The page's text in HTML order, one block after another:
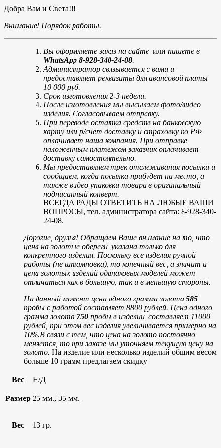
Добра Вам и Света!!!
Внимание! Порядок работы.
Вы оформляете заказ на сайте или пишете в
WhatsApp 8-928-340-24-08.
Администратор связывается с вами и
предоставляет реквизиты для авансовой платы
10 000 руб.
Срок изготовления 2-3 недели.
После изготовления мы высылаем фото/видео
изделия. Согласовываем отправку.
При переводе остатка средств на банковскую
карту или р/счет доставку и страховку по РФ
оплачивает наша компания. При отправке
наложенным платежом заказчик оплачивает
доставку самостоятельно.
Мы предоставляем трек отслеживания посылки и
сообщаем, когда посылка прибудет на место, а
также видео упаковки товара в оригинальный
подписанный конверт.
ВСЕГДА РАДЫ ОТВЕТИТЬ НА ЛЮБЫЕ ВАШИ
ВОПРОСЫ, тел. администратора сайта: 8-928-340-
24-08.
Дорогие, друзья! Обращаем Ваше внимание на то, что
цена на золотые обереги указана только для
конкретного изделия. Поскольку все изделия ручной
работы (не штамповка), то конечный вес, а значит и
цена золотых изделий одинаковых моделей может
отличаться как в большую, так и в меньшую стороны.
На данный момент цена одного грамма золота 585
пробы с работой составляет 8800 рублей. Цена одного
грамма золота 750 пробы в изделии составляет 11000
рублей, при этом вес изделия увеличивается примерно на
10%.В связи с тем, что цена на золото постоянно
меняется, то при заказе мы уточняем текущую цену на
золото. На изделие или несколько изделий общим весом
больше 10 грамм предлагаем скидку.
Вес Н/Д
Размер 25 мм., 35 мм.
Вес 13 гр.